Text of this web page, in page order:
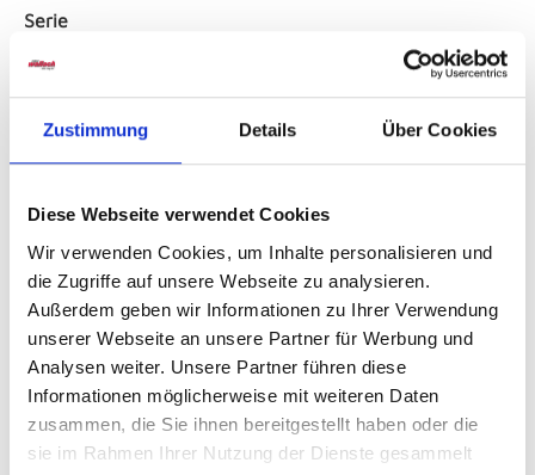
Zustimmung Details Über Cookies
Diese Webseite verwendet Cookies
Wir verwenden Cookies, um Inhalte personalisieren und
die Zugriffe auf unsere Webseite zu analysieren.
Außerdem geben wir Informationen zu Ihrer Verwendung
unserer Webseite an unsere Partner für Werbung und
Analysen weiter. Unsere Partner führen diese
Informationen möglicherweise mit weiteren Daten
zusammen, die Sie ihnen bereitgestellt haben oder die
sie im Rahmen Ihrer Nutzung der Dienste gesammelt
Serie
Artikeldurchmesser
Artikelfarbe
freshgreen
Material
KunstfaserChemiefaser/Polyester
(PES)MetallEisen/StahlMetallEisen/Aluminium